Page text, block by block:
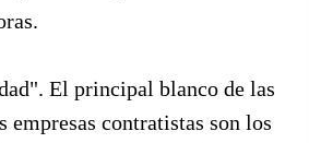
El principal blanco de las
empresas contratistas son los